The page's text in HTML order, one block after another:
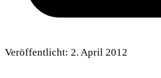
Veröffentlicht: 2. April 2012